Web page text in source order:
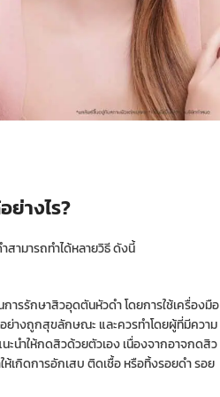
างไร?
สามารถทำได้หลายวิธี ดังนี้
ารรักษาสิวอุดตันหัวดำ โดยการใช้เครื่องมือ
ย่างถูกสุขลักษณะ และควรทำโดยผู้ที่มีความ
ะนำให้กดสิวด้วยตัวเอง เนื่องจากอาจกดสิว
ห้เกิดการอักเสบ ติดเชื้อ หรือทิ้งรอยดำ รอย